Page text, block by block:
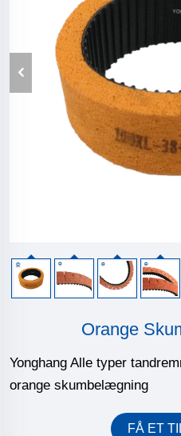
Orange
Yonghang Alle typer
orange skumbelægning
FÅ ET